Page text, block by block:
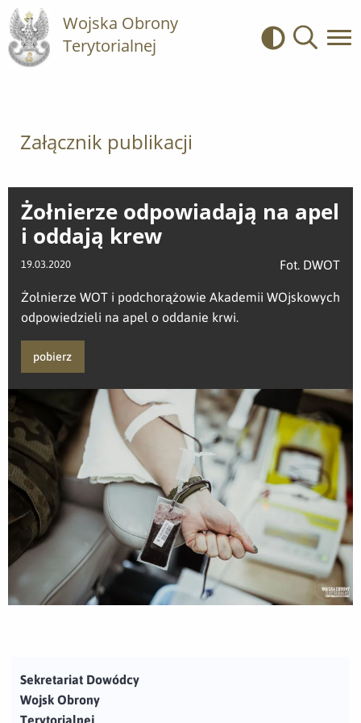
Wojska Obrony
Terytorialnej
Kontrast
Załącznik publikacji
Żołnierze odpowiadają na apel
i oddają krew
19.03.2020 Fot. DWOT
Żołnierze WOT i podchorążowie Akademii WOjskowych
odpowiedzieli na apel o oddanie krwi.
pobierz
Sekretariat Dowódcy
Wojsk Obrony
Terytorialnej